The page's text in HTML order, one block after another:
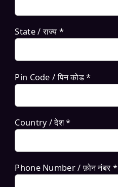
State / राज्य *
Pin Code / पिन कोड *
Country / देश *
Phone Number / फ़ोन नंबर *